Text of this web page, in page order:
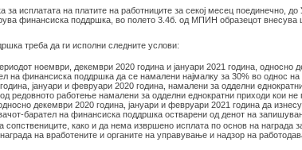
на платите на работниците за секој месец поединечно, до
финансиска поддршка, во полето 3.4б. од МПИН образецот
треба да ги исполни следните услови:
ноември, декември 2020 година и јануари 2021 година,
на финансиска поддршка да се намалени најмалку за 30% во однос
јануари и февруари 2020 година, намалени за одделни
редовното работење намалени за одделни еднократни приходи кои
декември 2020 година, јануари и февруари 2021 година да
барател на финансиска поддршка остварени од денот на
како и да нема извршено исплата по основ на
на вработените и органите на управување и надзор на